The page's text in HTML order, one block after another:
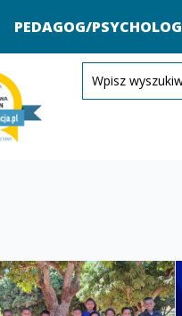
PEDAGOG/PSYCHOLOG